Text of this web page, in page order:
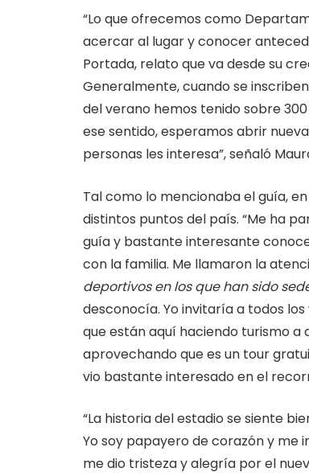
“Lo que ofrecemos como
acercar al lugar y conocer
Portada, relato que va desde su
Generalmente, cuando se
del verano hemos tenido sobre
ese sentido, esperamos abrir
personas les interesa”, señaló
Tal como lo mencionaba el guía,
distintos puntos del país. “Me ha
guía y bastante interesante
con la familia. Me llamaron la
deportivos en los que han sido
desconocía. Yo invitaría a todos los
que están aquí haciendo turismo a
aprovechando que es un tour
vio bastante interesado en el
“La historia del estadio se siente
Yo soy papayero de corazón y me
me dio tristeza y alegría por el